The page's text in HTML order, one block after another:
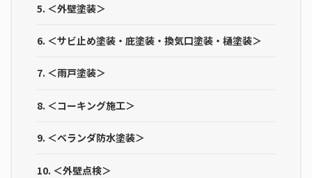
5. ＜外壁塗装＞
6. ＜サビ止め塗装・庇塗装・換気口塗装・樋塗装＞
7. ＜雨戸塗装＞
8. ＜コーキング施工＞
9. ＜ベランダ防水塗装＞
10. ＜外壁点検＞